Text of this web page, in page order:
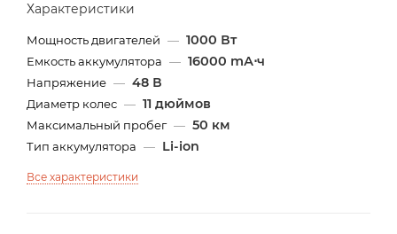
Характеристики
Мощность двигателей — 1000 Вт
Емкость аккумулятора — 16000 mА⋅ч
Напряжение — 48 В
Диаметр колес — 11 дюймов
Максимальный пробег — 50 км
Тип аккумулятора — Li-ion
Все характеристики